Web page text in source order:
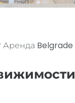
Аренда Belgrade